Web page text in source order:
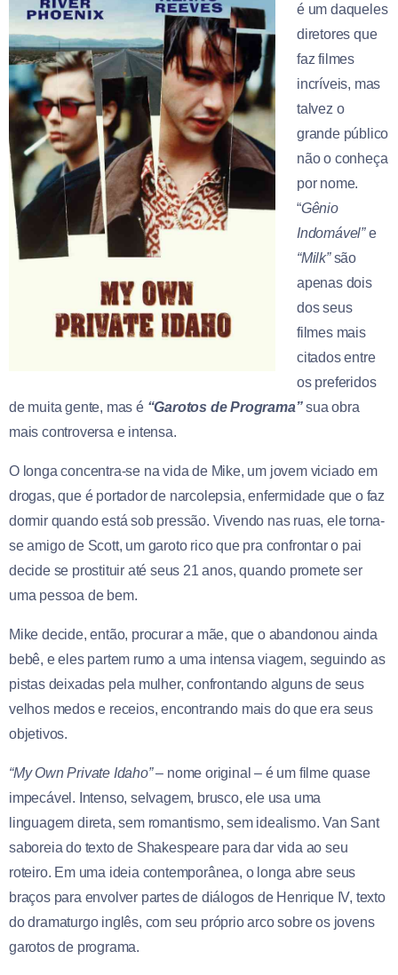
é um daqueles
diretores que
faz filmes
incríveis, mas
talvez o
grande público
não o conheça
por nome.
“Gênio
Indomável”e
“Milk”são
apenas dois
dos seus
filmes mais
citados entre
os preferidos
de muita gente, mas é “Garotos de Programa”sua obra
mais controversa e intensa.
O longa concentra-se na vida de Mike, um jovem viciado em
drogas, que é portador de narcolepsia, enfermidade que o faz
dormir quando está sob pressão. Vivendo nas ruas, ele torna-
se amigo de Scott, um garoto rico que pra confrontar o pai
decide se prostituir até seus 21 anos, quando promete ser
uma pessoa de bem.
Mike decide, então, procurar a mãe, que o abandonou ainda
bebê, e eles partem rumo a uma intensa viagem, seguindo as
pistas deixadas pela mulher, confrontando alguns de seus
velhos medos e receios, encontrando mais do que era seus
objetivos.
“My Own Private Idaho”– nome original – é um filme quase
impecável. Intenso, selvagem, brusco, ele usa uma
linguagem direta, sem romantismo, sem idealismo. Van Sant
saboreia do texto de Shakespeare para dar vida ao seu
roteiro. Em uma ideia contemporânea, o longa abre seus
braços para envolver partes de diálogos de Henrique IV, texto
do dramaturgo inglês, com seu próprio arco sobre os jovens
garotos de programa.